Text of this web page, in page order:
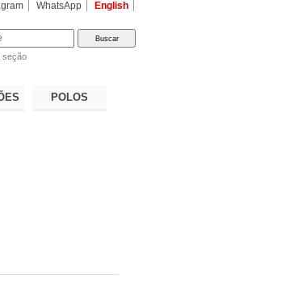
WhatsApp English
seção
POLOS